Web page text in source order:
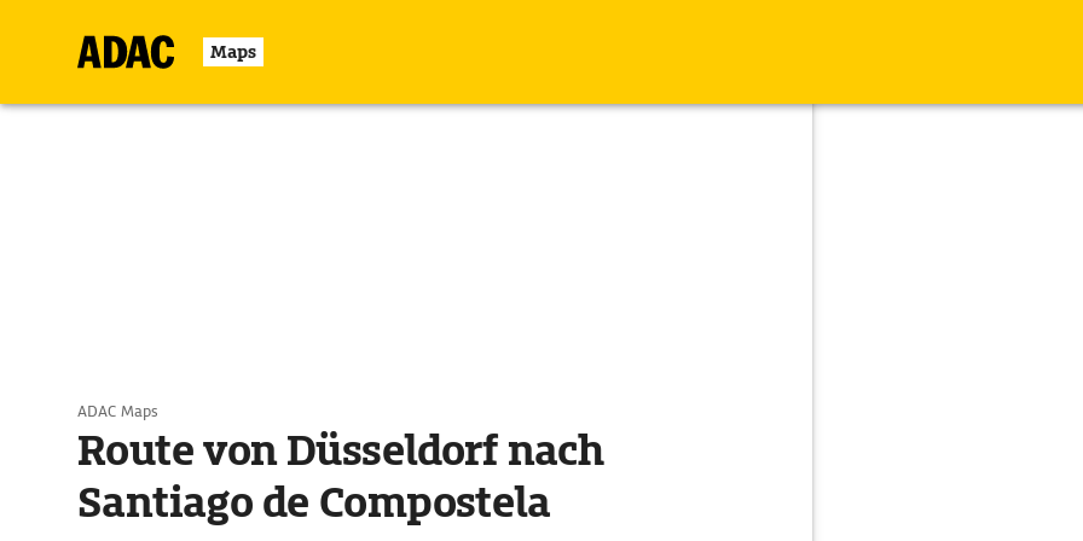
Maps
ADAC Maps
Route von Düsseldorf nach
Santiago de Compostela